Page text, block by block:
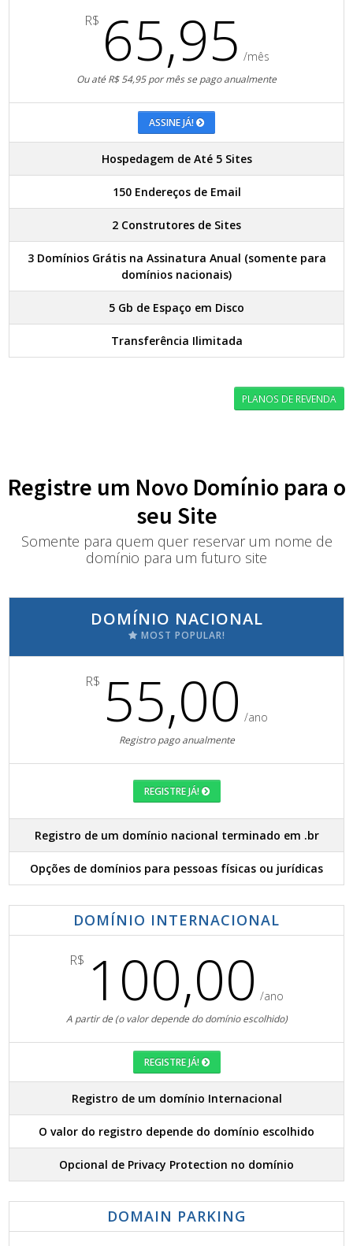
R$ 65,95 /mês
Ou até R$ 54,95 por mês se pago anualmente
ASSINE JÁ!
Hospedagem de Até 5 Sites
150 Endereços de Email
2 Construtores de Sites
3 Domínios Grátis na Assinatura Anual (somente para
domínios nacionais)
5 Gb de Espaço em Disco
Transferência Ilimitada
PLANOS DE REVENDA
Registre um Novo Domínio para o
seu Site
Somente para quem quer reservar um nome de
domínio para um futuro site
DOMÍNIO NACIONAL
MOST POPULAR!
R$ 55,00 /ano
Registro pago anualmente
REGISTRE JÁ!
Registro de um domínio nacional terminado em .br
Opções de domínios para pessoas físicas ou jurídicas
DOMÍNIO INTERNACIONAL
R$ 100,00 /ano
A partir de (o valor depende do domínio escolhido)
REGISTRE JÁ!
Registro de um domínio Internacional
O valor do registro depende do domínio escolhido
Opcional de Privacy Protection no domínio
DOMAIN PARKING